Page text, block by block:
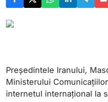
Președintele Iranului,
Ministerului
internetul internațional la